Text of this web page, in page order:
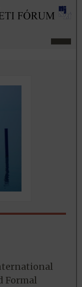
Formal